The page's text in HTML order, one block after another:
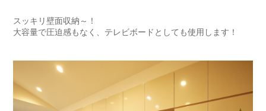
スッキリ壁面収納～！
大容量で圧迫感もなく、テレビボードとしても使用します！